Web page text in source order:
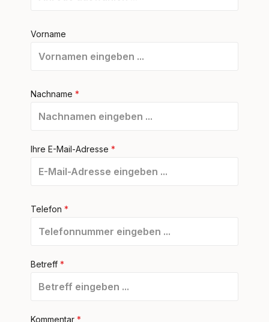
Vorname
Nachname *
Ihre E-Mail-Adresse *
Telefon *
Betreff *
Kommentar *